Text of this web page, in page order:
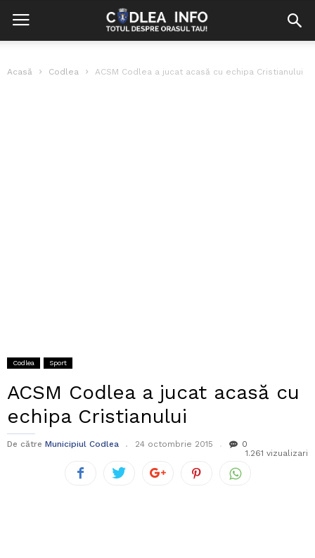
Acasă Codlea ACSM Codlea a jucat acasă cu echipa Cristianului
Codlea Sport
ACSM Codlea a jucat acasă cu
echipa Cristianului
De către Municipiul Codlea 24 octombrie 2015
0
1.261 vizualizari